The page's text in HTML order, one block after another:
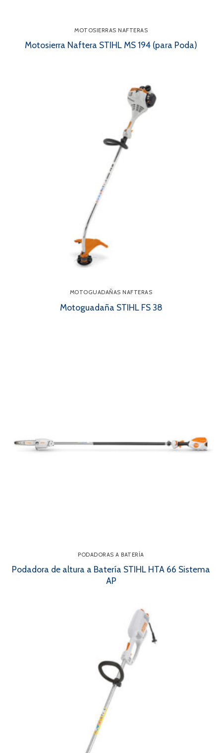
MOTOSIERRAS NAFTERAS
Motosierra Naftera STIHL MS 194 (para Poda)
MOTOGUADAÑAS NAFTERAS
Motoguadaña STIHL FS 38
PODADORAS A BATERÍA
Podadora de altura a Batería STIHL HTA 66 Sistema
AP